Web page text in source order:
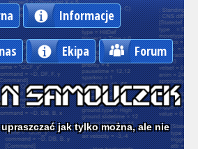
Informacje
Ekipa Forum
jak tylko można, ale nie